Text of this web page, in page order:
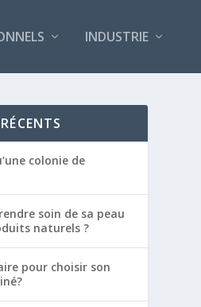
INDUSTRIE
colonie de
soin de sa peau
naturels ?
pour choisir son